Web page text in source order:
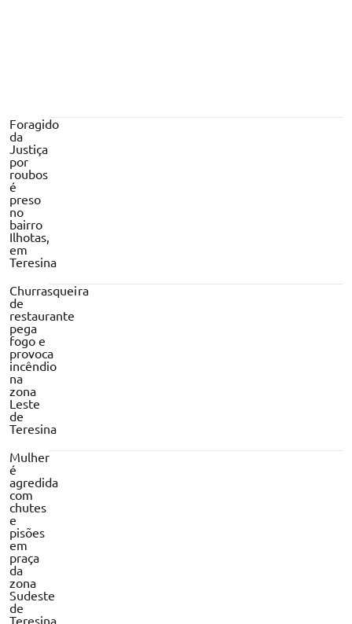
Foragido
da
Justiça
por
roubos
é
preso
no
bairro
Ilhotas,
em
Teresina
Churrasqueira
de
restaurante
pega
fogo e
provoca
incêndio
na
zona
Leste
de
Teresina
Mulher
é
agredida
com
chutes
e
pisões
em
praça
da
zona
Sudeste
de
Teresina